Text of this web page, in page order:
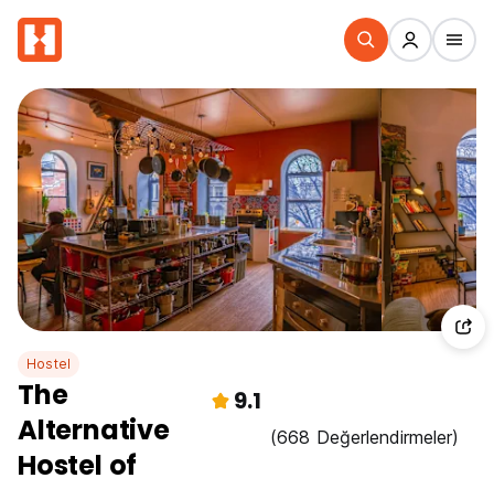
Hostel
The
Alternative
Hostel of
9.1
(668 Değerlendirmeler)